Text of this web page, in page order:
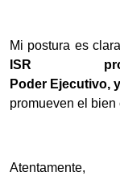
Mi postura es
ISR
Poder Ejecutivo,
promueven el bien
Atentamente,